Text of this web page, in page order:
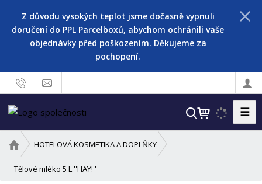
Z důvodu vysokých teplot jsme dočasně vypnuli
doručení do PPL Parcelboxů, abychom ochránili vaše
objednávky před poškozením. Děkujeme za
pochopení.
V
☰
v
o
HOTELOVÁ KOSMETIKA A DOPLŇKY
Tělové mléko 5 L ''HAY!''